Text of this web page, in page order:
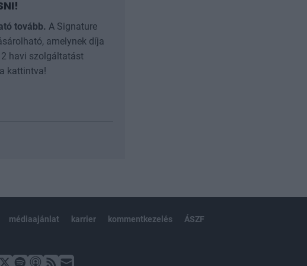
tovább. A Signature
amelynek díja
havi szolgáltatást
kattintva!
médiaajánlat karrier kommentkezelés ÁSZF